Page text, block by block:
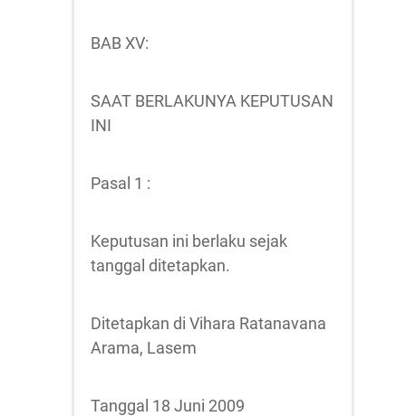
BAB XV:
SAAT BERLAKUNYA KEPUTUSAN
INI
Pasal 1 :
Keputusan ini berlaku sejak
tanggal ditetapkan.
Ditetapkan di Vihara Ratanavana
Arama, Lasem
Tanggal 18 Juni 2009